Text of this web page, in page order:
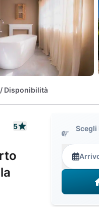
Disponibilità
5
Scegli